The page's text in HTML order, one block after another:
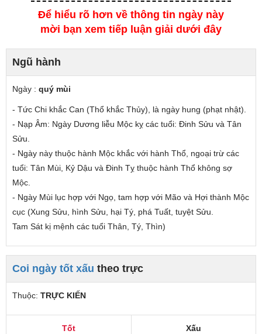
Để hiểu rõ hơn về thông tin ngày này
mời bạn xem tiếp luận giải dưới đây
Ngũ hành
Ngày : quý mùi
- Tức Chi khắc Can (Thổ khắc Thủy), là ngày hung (phạt nhật).
- Nạp Âm: Ngày Dương liễu Mộc kỵ các tuổi: Đinh Sửu và Tân
Sửu.
- Ngày này thuộc hành Mộc khắc với hành Thổ, ngoại trừ các
tuổi: Tân Mùi, Kỷ Dậu và Đinh Tỵ thuộc hành Thổ không sợ
Mộc.
- Ngày Mùi lục hợp với Ngọ, tam hợp với Mão và Hợi thành Mộc
cục (Xung Sửu, hình Sửu, hại Tý, phá Tuất, tuyệt Sửu.
Tam Sát kị mệnh các tuổi Thân, Tý, Thìn)
Coi ngày tốt xấu theo trực
Thuộc: TRỰC KIẾN
Tốt Xấu